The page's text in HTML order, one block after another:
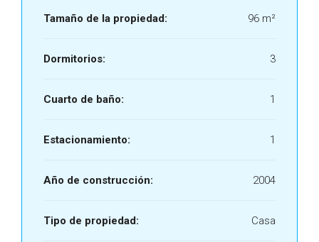
Tamaño de la propiedad: 96 m²
Dormitorios: 3
Cuarto de baño: 1
Estacionamiento: 1
Año de construcción: 2004
Tipo de propiedad: Casa